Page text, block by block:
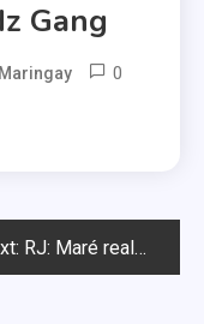
Gang
0
RJ: Maré realiza sua Parada do Orgulho LGBT